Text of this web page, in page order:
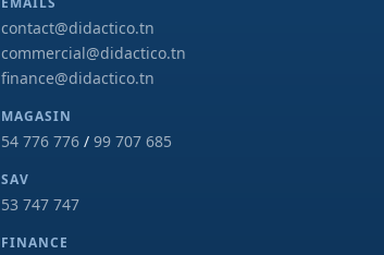
contact@didactico.tn
commercial@didactico.tn
finance@didactico.tn
MAGASIN
54 776 776/ 99 707 685
SAV
53 747 747
FINANCE